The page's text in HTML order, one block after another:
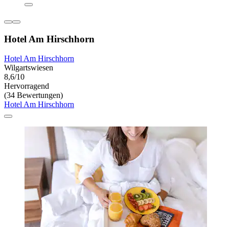
Hotel Am Hirschhorn
Hotel Am Hirschhorn
Wilgartswiesen
8,6/10
Hervorragend
(34 Bewertungen)
Hotel Am Hirschhorn